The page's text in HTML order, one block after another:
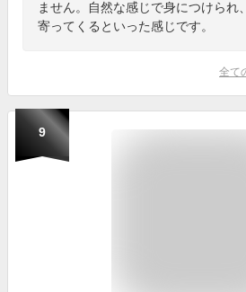
ません。自然な感じで身につけられ
寄ってくるといった感じです。
全て
9